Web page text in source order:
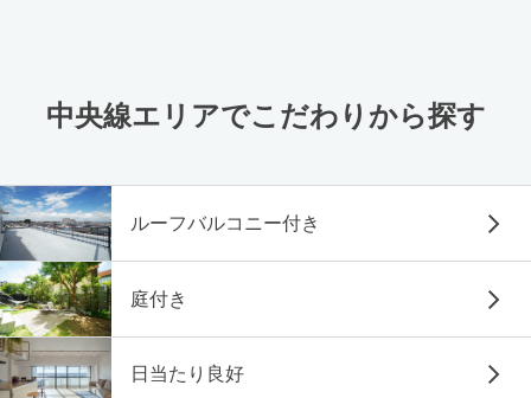
中央線エリアでこだわりから探す
ルーフバルコニー付き
庭付き
日当たり良好